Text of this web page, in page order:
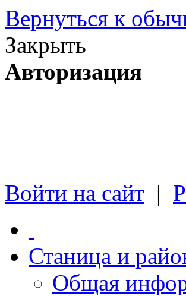
Вернуться к
Закрыть
Авторизация
Войти на сайт |
Станица и
Общая